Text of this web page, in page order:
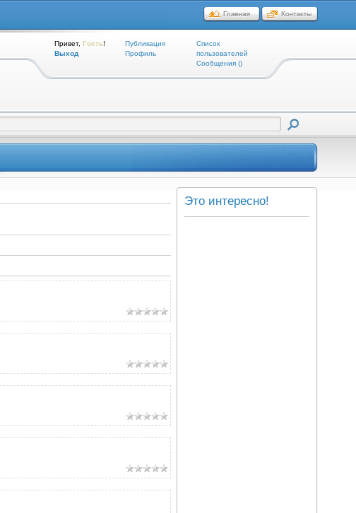
Привет, Гость!
Выход
Публикация
Профиль
Список
пользователей
Cообщения ()
Это интересно!